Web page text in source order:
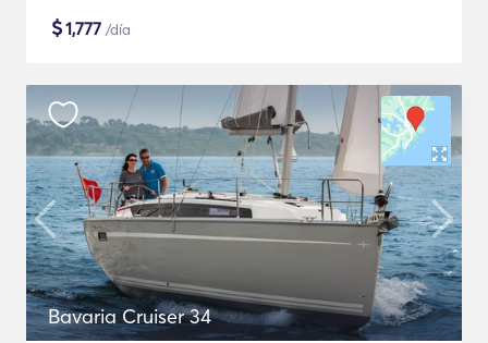
$1,777 /día
Bavaria Cruiser 34